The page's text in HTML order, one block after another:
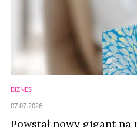
BIZNES
Powstał nowy gigant
07.07.2026